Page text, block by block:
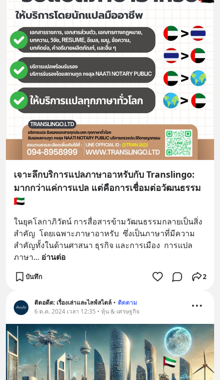
เจาะลึกบริการแปลภาษาอาหรับกับ Translingo:
มากกว่าแค่การแปล แต่คือการเชื่อมต่อวัฒนธรรม
🇦🇪
ในยุคโลกาภิวัตน์ การสื่อสารข้ามวัฒนธรรมกลายเป็นสิ่ง
สำคัญ  โดยเฉพาะภาษาอาหรับ  ซึ่งเป็นภาษาที่มีความ
สำคัญทั้งในด้านศาสนา ธุรกิจ และการเมือง  การแปล
ภาษา... อ่านต่อ
บันทึก 2
ติดอดีต: เรื่องเล่าและไลฟ์สไตล์ • ติดตาม
6 ต.ค. 2024 เวลา 12:35 • หุ้น & เศรษฐกิจ